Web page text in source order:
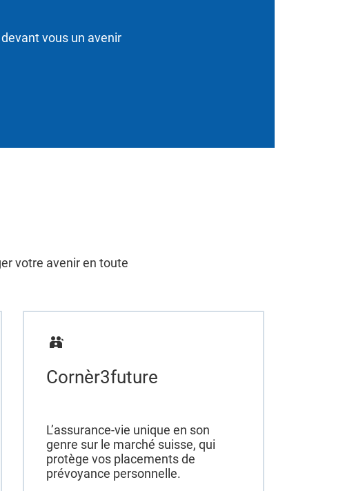
vous un avenir
votre avenir en toute
Cornèr3future
L’assurance-vie unique en son
genre sur le marché suisse, qui
protège vos placements de
prévoyance personnelle.